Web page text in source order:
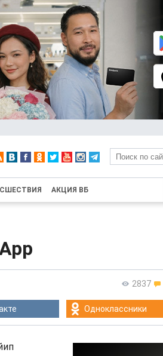
АКЦИЯ ВБ
2837
Одноклассники